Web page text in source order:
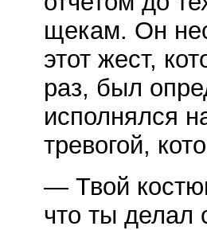
щекам. Он
этот жест,
раз, был
исполнялся
тревогой,
— Твой
что ты делал